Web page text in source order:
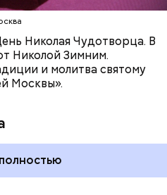
Николая Чудотворца. В
Николой Зимним.
и молитва святому
Москвы».